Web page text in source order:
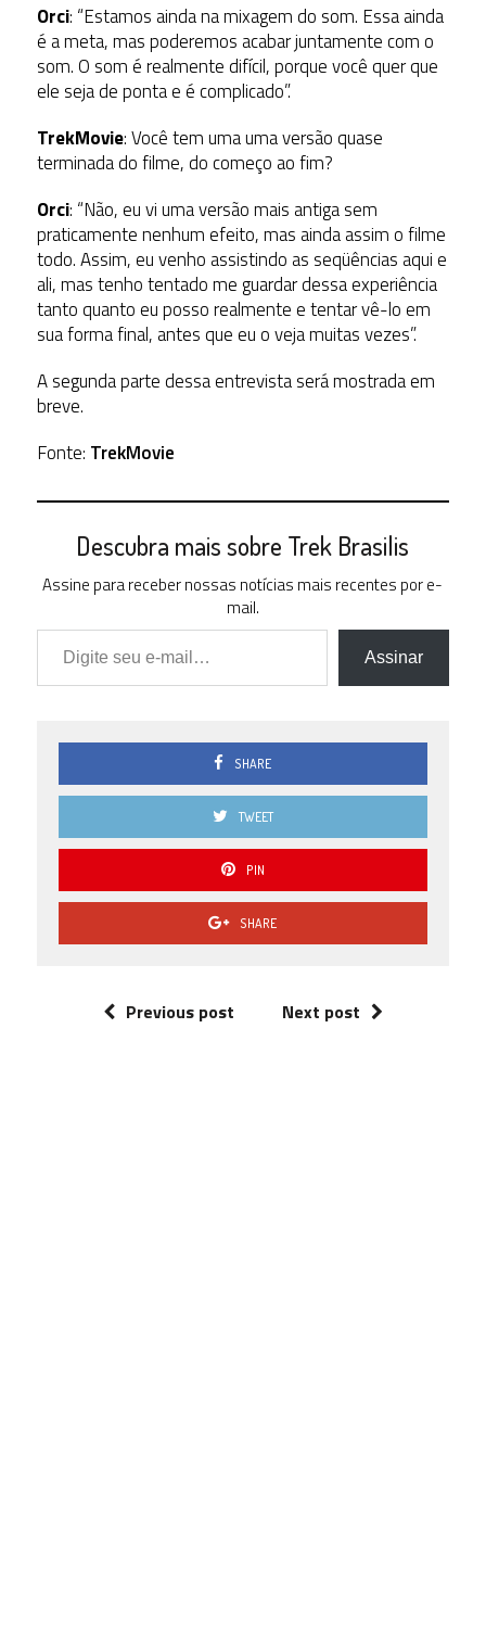
Orci: “Estamos ainda na mixagem do som. Essa ainda
é a meta, mas poderemos acabar juntamente com o
som. O som é realmente difícil, porque você quer que
ele seja de ponta e é complicado”.
TrekMovie: Você tem uma uma versão quase
terminada do filme, do começo ao fim?
Orci: “Não, eu vi uma versão mais antiga sem
praticamente nenhum efeito, mas ainda assim o filme
todo. Assim, eu venho assistindo as seqüências aqui e
ali, mas tenho tentado me guardar dessa experiência
tanto quanto eu posso realmente e tentar vê-lo em
sua forma final, antes que eu o veja muitas vezes”.
A segunda parte dessa entrevista será mostrada em
breve.
Fonte: TrekMovie
Descubra mais sobre Trek Brasilis
Assine para receber nossas notícias mais recentes por e-
mail.
Digite seu e-mail…
Assinar
SHARE
TWEET
PIN
SHARE
Previous post Next post